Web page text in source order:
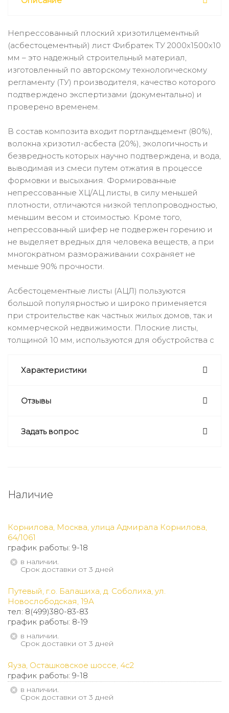
Непрессованный плоский хризотилцементный
(асбестоцементный) лист Фибратек ТУ 2000х1500х10
мм – это надежный строительный материал,
изготовленный по авторскому технологическому
регламенту (ТУ) производителя, качество которого
подтверждено экспертизами (документально) и
проверено временем.
В состав композита входит портландцемент (80%),
волокна хризотил-асбеста (20%), экологичность и
безвредность которых научно подтверждена, и вода,
выводимая из смеси путем отжатия в процессе
формовки и высыхания. Формированные
непрессованные ХЦ/АЦ листы, в силу меньшей
плотности, отличаются низкой теплопроводностью,
меньшим весом и стоимостью. Кроме того,
непрессованный шифер не подвержен горению и
не выделяет вредных для человека веществ, а при
многократном размораживании сохраняет не
меньше 90% прочности.
Асбестоцементные листы (АЦЛ) пользуются
большой популярностью и широко применяется
при строительстве как частных жилых домов, так и
коммерческой недвижимости. Плоские листы,
толщиной 10 мм, используются для обустройства с
Характеристики
Отзывы
Задать вопрос
Наличие
Корнилова, Москва, улица Адмирала Корнилова,
64/1061
график работы: 9-18
В наличии.
Срок доставки от 3 дней
Путевый, г.о. Балашиха, д. Соболиха, ул.
Новослободская, 19А
тел: 8(499)380-83-83
график работы: 8-19
В наличии.
Срок доставки от 3 дней
Яуза, Осташковское шоссе, 4с2
график работы: 9-18
В наличии.
Срок доставки от 3 дней